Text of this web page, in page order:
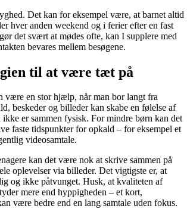
Det kan for eksempel være, at barnet altid
hver anden weekend og i ferier efter en fast
det svært at mødes ofte, kan I supplere med
bevares mellem besøgene.
til at være tæt på
være en stor hjælp, når man bor langt fra
beskeder og billeder kan skabe en følelse af
er sammen fysisk. For mindre børn kan det
faste tidspunkter for opkald – for eksempel et
videosamtale.
kan det være nok at skrive sammen på
oplevelser via billeder. Det vigtigste er, at
og ikke påtvunget. Husk, at kvaliteten af
mere end hyppigheden – et kort,
være bedre end en lang samtale uden fokus.